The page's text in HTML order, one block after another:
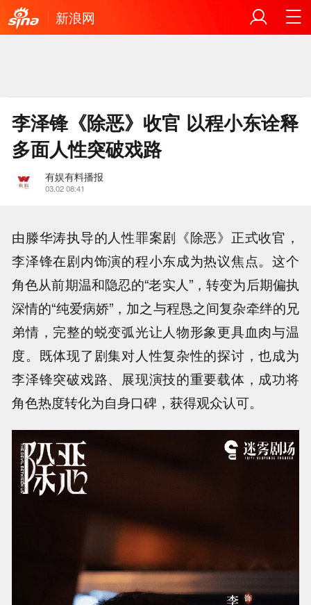
新浪网
李泽锋《除恶》收官 以程小东诠释
多面人性突破戏路
有娱有料播报
03.02 08:41
由滕华涛执导的人性罪案剧《除恶》正式收官，
李泽锋在剧内饰演的程小东成为热议焦点。这个
角色从前期温和隐忍的“老实人”，转变为后期偏执
深情的“纯爱病娇”，加之与程恳之间复杂牵绊的兄
弟情，完整的蜕变弧光让人物形象更具血肉与温
度。既体现了剧集对人性复杂性的探讨，也成为
李泽锋突破戏路、展现演技的重要载体，成功将
角色热度转化为自身口碑，获得观众认可。